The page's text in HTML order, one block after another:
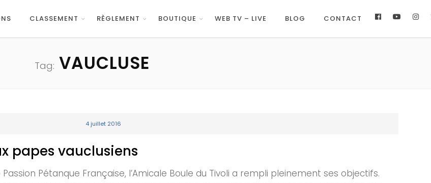
CLASSEMENT RÈGLEMENT BOUTIQUE WEB TV – LIVE BLOG CONTACT
Tag: VAUCLUSE
4 juillet 2016
papes vauclusiens
Pétanque Française, l’Amicale Boule du Tivoli a rempli pleinement ses objectifs.